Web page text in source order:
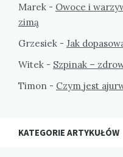
Marek - Owoce i
zimą
Grzesiek - Jak
Witek - Szpinak –
Timon - Czym jest
KATEGORIE ARTYKUŁÓW